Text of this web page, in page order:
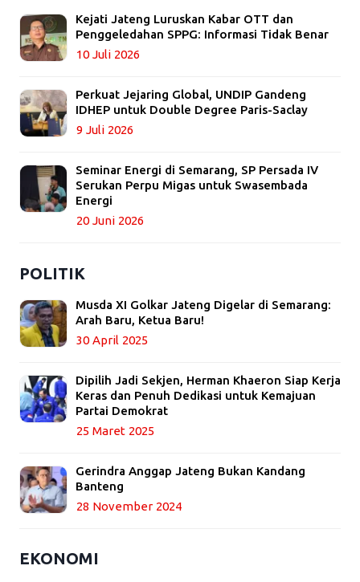
Kejati Jateng Luruskan Kabar OTT dan
Penggeledahan SPPG: Informasi Tidak Benar
10 Juli 2026
Perkuat Jejaring Global, UNDIP Gandeng
IDHEP untuk Double Degree Paris-Saclay
9 Juli 2026
Seminar Energi di Semarang, SP Persada IV
Serukan Perpu Migas untuk Swasembada
Energi
20 Juni 2026
POLITIK
Musda XI Golkar Jateng Digelar di Semarang:
Arah Baru, Ketua Baru!
30 April 2025
Dipilih Jadi Sekjen, Herman Khaeron Siap Kerja
Keras dan Penuh Dedikasi untuk Kemajuan
Partai Demokrat
25 Maret 2025
Gerindra Anggap Jateng Bukan Kandang
Banteng
28 November 2024
EKONOMI